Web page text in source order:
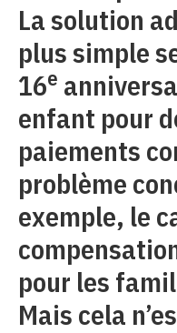
La solution
plus simple
16e
enfant pour
paiements
problème
exemple, le
pour les
Mais cela